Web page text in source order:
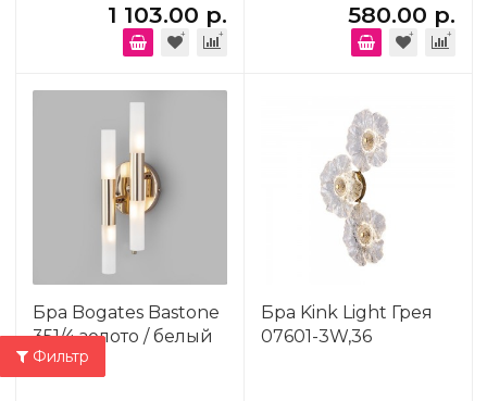
1 103.00 р. 580.00 р.
Бра Bogates Bastone
351/4 золото / белый
Бра Kink Light Грея
07601-3W,36
Фильтр